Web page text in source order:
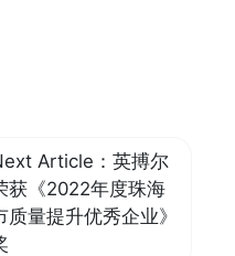
Article：英搏尔
获《2022年度珠海
质量提升优秀企业》